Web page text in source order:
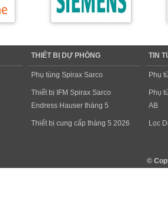
THIẾT BỊ DỰ PHÒNG
Phụ tùng Spirax Sarco
Thiết bị IFM Spirax Sarco
Endress Hauser tháng 5
Thiết bị cung cấp tháng 5 2026
TIN
Phụ
Phụ
AB
Lọc
©